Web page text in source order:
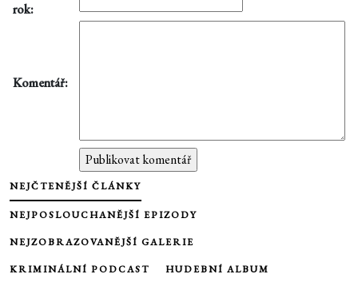
rok:
Komentář:
NEJČTENĚJŠÍ ČLÁNKY
NEJPOSLOUCHANĚJŠÍ EPIZODY
NEJZOBRAZOVANĚJŠÍ GALERIE
KRIMINÁLNÍ PODCAST HUDEBNÍ ALBUM